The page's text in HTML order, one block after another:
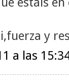
y
a las